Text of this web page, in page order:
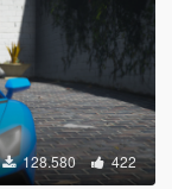
128.580 422